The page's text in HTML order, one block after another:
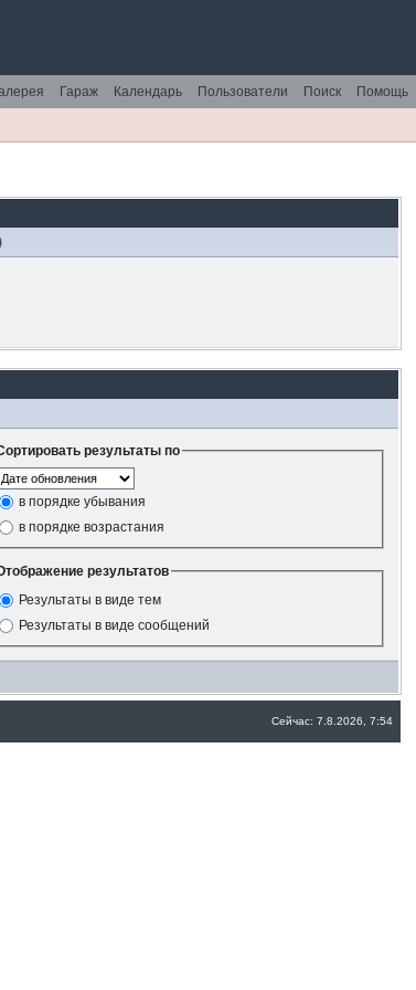
Помощь
Поиск
Пользователи
Календарь
Гараж
результаты по
в порядке убывания
в порядке возрастания
результатов
Результаты в виде тем
Результаты в виде сообщений
Сейчас: 7.8.2026, 7:54